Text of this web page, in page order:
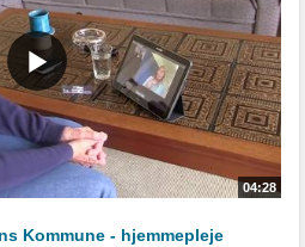
04:28
Kommune - hjemmepleje